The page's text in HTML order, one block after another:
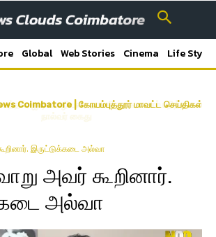
Global Web Stories Cinema Life Style
ஐ.டி. ஊழியரை தாக்கி நகை, பணம் பறித்த
நால்வர் கைது
Coimbatore | கோயம்புத்தூர் மாவட்ட செய்திகள்
இருட்டுக்கடை அல்வா
அவர் கூறினார்.
அல்வா